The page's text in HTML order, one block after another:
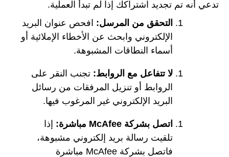
تدعي أنه تم تجديد اشتراكك إذا لم تبدأ العملية.
التحقق من المرسل: افحص عنوان البريد
الإلكتروني وابحث عن الأخطاء الإملائية أو
أسماء النطاقات المشبوهة.
لا تتفاعل مع الروابط: تجنب النقر على
الروابط أو تنزيل المرفقات من رسائل
البريد الإلكتروني غير المرغوب فيها.
اتصل بشركة McAfee مباشرة:
إذا
تلقيت رسالة بريد إلكتروني مشبوهة،
فاتصل بشركة McAfee مباشرة